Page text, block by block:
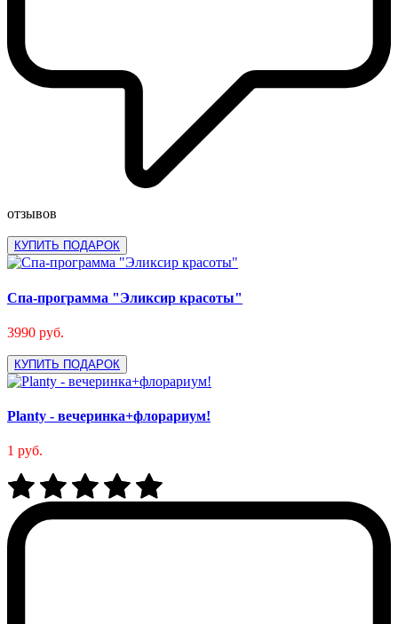
отзывов
КУПИТЬ ПОДАРОК
Спа-программа "Эликсир красоты"
3990 руб.
КУПИТЬ ПОДАРОК
Planty - вечеринка+флорариум!
1 руб.